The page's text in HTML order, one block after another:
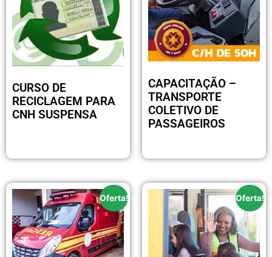
CURSO DE
RECICLAGEM PARA
CNH SUSPENSA
CAPACITAÇÃO –
TRANSPORTE
COLETIVO DE
PASSAGEIROS
Oferta! Oferta!